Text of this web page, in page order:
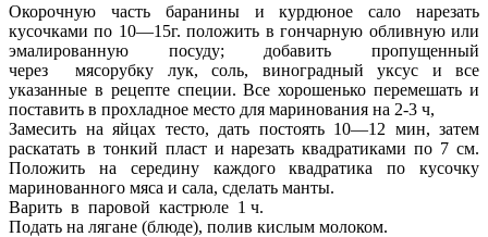
Окорочную часть баранины и курдюное сало нарезать
кусочками по 10—15г. положить в гончарную обливную или
эмалированную посуду; добавить пропущенный
через мясорубку лук, соль, виноградный уксус и все
указанные в рецепте специи. Все хорошенько перемешать и
поставить в прохладное место для маринования на 2-3 ч,
Замесить на яйцах тесто, дать постоять 10—12 мин, затем
раскатать в тонкий пласт и нарезать квадратиками по 7 см.
Положить на середину каждого квадратика по кусочку
маринованного мяса и сала, сделать манты.
Варить в паровой кастрюле 1 ч.
Подать на лягане (блюде), полив кислым молоком.